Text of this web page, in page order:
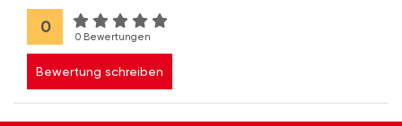
0
0 Bewertungen
Bewertung schreiben